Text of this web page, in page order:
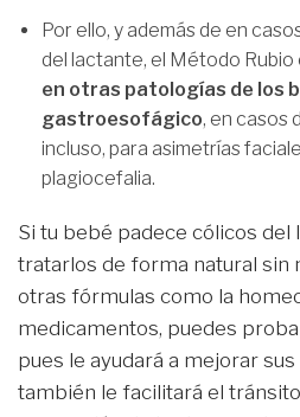
Por ello, y además de en
del lactante, el Método Rubio
en otras patologías de los
gastroesofágico, en casos
incluso, para asimetrías
plagiocefalia.
Si tu bebé padece cólicos del
tratarlos de forma natural sin
otras fórmulas como la
medicamentos, puedes
pues le ayudará a mejorar
también le facilitará el